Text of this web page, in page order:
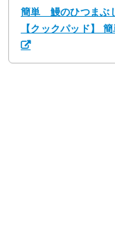
簡単 鰻のひつまぶ
【クックパッド】